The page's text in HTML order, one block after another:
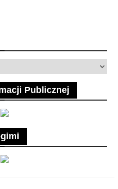
Publicznej